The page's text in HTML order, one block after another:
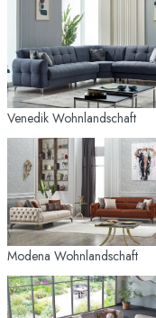
Venedik Wohnlandschaft
Modena Wohnlandschaft